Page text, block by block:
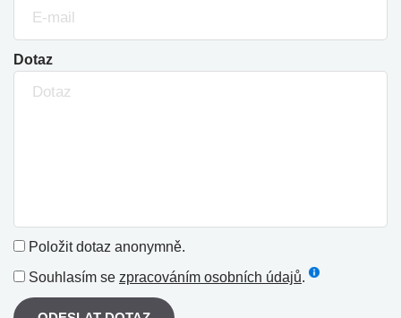
Dotaz
Položit dotaz anonymně.
Souhlasím se zpracováním osobních údajů.